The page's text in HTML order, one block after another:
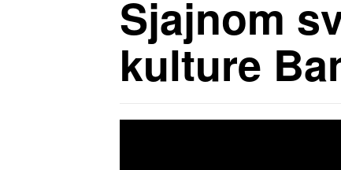
Sjajnom
kulture